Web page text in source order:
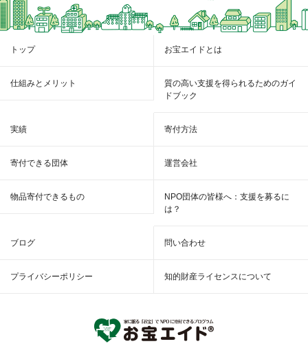
トップ お宝エイドとは
仕組みとメリット
質の高い支援を得られるためのガイ
ドブック
実績 寄付方法
寄付できる団体 運営会社
物品寄付できるもの
NPO団体の皆様へ：支援を募るに
は？
ブログ 問い合わせ
プライバシーポリシー 知的財産ライセンスについて